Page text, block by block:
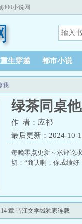
800小说网
重生穿越 都市小说
我
绿茶同桌
作 者：应祁
最后更新：2024-10-
每晚零点更新～求评论
切：“商诀啊，你成绩
章 晋江文学城独家连载